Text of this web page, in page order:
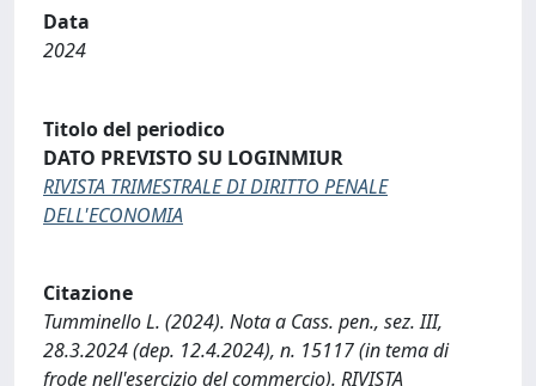
Data
2024
Titolo del periodico
DATO PREVISTO SU LOGINMIUR
RIVISTA TRIMESTRALE DI DIRITTO PENALE
DELL'ECONOMIA
Citazione
Tumminello L. (2024). Nota a Cass. pen., sez. III,
28.3.2024 (dep. 12.4.2024), n. 15117 (in tema di
frode nell'esercizio del commercio). RIVISTA